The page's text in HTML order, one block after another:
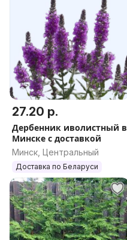
27.20 р.
Дербенник иволистный в
Минске с доставкой
Минск, Центральный
Доставка по Беларуси